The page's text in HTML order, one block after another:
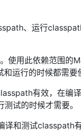
、运行
使用此依赖范围的
运行的时候都需要
有效，在编
试的时候才需要。
和测试classpath